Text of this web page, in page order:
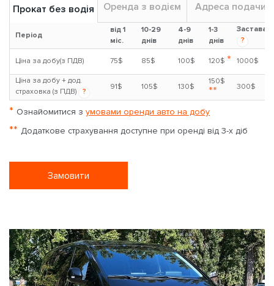
Прокат без водія Оренда з водієм Адреса подачи
Період
від 1
міс.
10-29
днів
4-9
днів
1-3
днів
Застава
?
Ціна за добу(з ПДВ) 75$ 85$ 100$ 120$ * 1000$
Ціна за добу + дод.
страховка (з ПДВ)
?
91$ 105$ 130$
150$
** 300$
* Ознайомитися з умовами оренди авто на добу
** Додаткове страхування доступне при оренді від 3-х діб
Замовити